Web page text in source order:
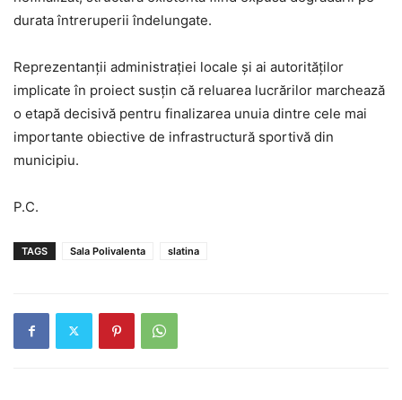
durata întreruperii îndelungate.
Reprezentanții administrației locale și ai autorităților
implicate în proiect susțin că reluarea lucrărilor marchează
o etapă decisivă pentru finalizarea unuia dintre cele mai
importante obiective de infrastructură sportivă din
municipiu.
P.C.
TAGS Sala Polivalenta slatina